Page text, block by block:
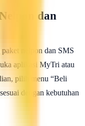
dan
nelpon dan SMS
aplikasi MyTri atau
pilih menu “Beli
dengan kebutuhan